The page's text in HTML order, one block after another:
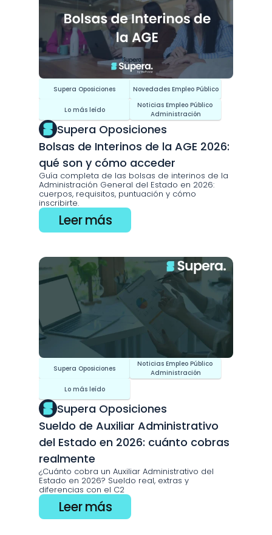
Supera Oposiciones Novedades Empleo Público
Lo más leído
Noticias Empleo Público
Administración
Supera Oposiciones
Bolsas de Interinos de la AGE 2026:
qué son y cómo acceder
Guía completa de las bolsas de interinos de la
Administración General del Estado en 2026:
cuerpos, requisitos, puntuación y cómo
inscribirte.
Leer más
Supera Oposiciones
Noticias Empleo Público
Administración
Lo más leído
Supera Oposiciones
Sueldo de Auxiliar Administrativo
del Estado en 2026: cuánto cobras
realmente
¿Cuánto cobra un Auxiliar Administrativo del
Estado en 2026? Sueldo real, extras y
diferencias con el C2
Leer más